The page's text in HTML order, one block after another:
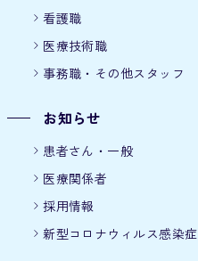
看護職
医療技術職
事務職・その他スタッフ
お知らせ
患者さん・一般
医療関係者
採用情報
新型コロナウィルス感染症